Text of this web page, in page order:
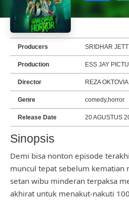
Producers SRIDHAR
Production ESS JAY
Director REZA
Genre comedy,horror
Release Date 20 AGUSTUS
Sinopsis
Demi bisa nonton episode
muncul tepat sebelum kematian
setan wibu minderan terpaksa
akhirat untuk menakut-nakuti